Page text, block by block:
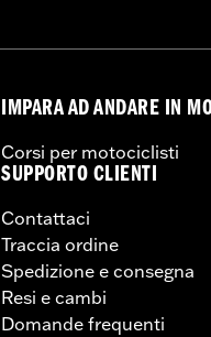
IMPARA AD ANDARE IN
Corsi per motociclisti
SUPPORTO CLIENTI
Contattaci
Traccia ordine
Spedizione e consegna
Resi e cambi
Domande frequenti